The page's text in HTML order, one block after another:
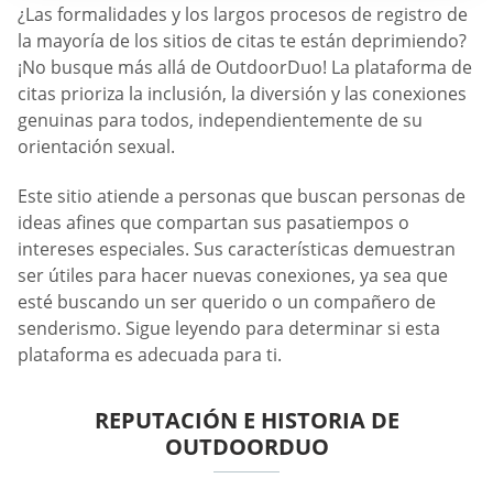
¿Las formalidades y los largos procesos de registro de
la mayoría de los sitios de citas te están deprimiendo?
¡No busque más allá de OutdoorDuo! La plataforma de
citas prioriza la inclusión, la diversión y las conexiones
genuinas para todos, independientemente de su
orientación sexual.
Este sitio atiende a personas que buscan personas de
ideas afines que compartan sus pasatiempos o
intereses especiales. Sus características demuestran
ser útiles para hacer nuevas conexiones, ya sea que
esté buscando un ser querido o un compañero de
senderismo. Sigue leyendo para determinar si esta
plataforma es adecuada para ti.
REPUTACIÓN E HISTORIA DE
OUTDOORDUO